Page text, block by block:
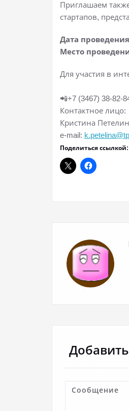
Приглашаем
стартапов,
Дата
Место
Для участия в
📲+7 (3467) 38-82-
Контактное лицо:
Кристина
e-mail:
Поделиться ссылкой: